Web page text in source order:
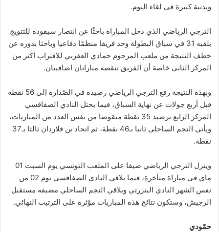
وبدنية كبيرة في لقاء اليوم.
الترجي الرياضي الذي دخل المباراة باحثًا عن انتصار سيقوده للتتويج
بلقبه 31 في سباق البطولة وجد فريقا منظمًا دفاعيا وباحثا بدوره عن
خطف النتيجة من ملعب المرحوم حمادي العقربي للاقتراب أكثر من
المركز الثاني خاصة أن الفريق تنقصه مباراتان اضافيتان.
وبهذه النتيجة رفع الترجي الرياضي رصيده في الصّدارة إلى 56 نقطة
قبل أربع جولات عن نهاية السباق، فيما يحتل النادي الصفاقسي
المركز الرابع برصيد 35 نقطة منقوصا من نفس العدد من المباريات،
ويأتي النجم الساحلي ثانيا بـ46 نقطة، ثم اتحاد بن قلاردان ثالثا بـ37
نقطة.
وينزل الترجي الرياضي ضيفا على الملعب التونسي يوم السبت 01
ماي في مباراة متأخرة، فيما يلاقي النادي الصفاقسي يوم 02 من
نفس الشهر النادي البنزرتي ويلاقي النجم الساحلي مضيفه مستقبل
الرجيش، وستكون نتائج هذه المباريات مؤثرة على الترتيب النهائي.
حمّودي